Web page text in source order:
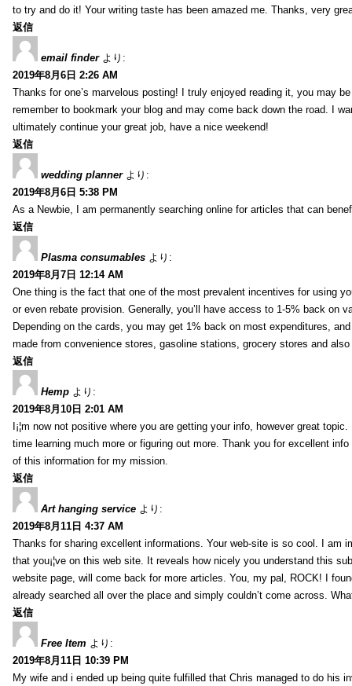
to try and do it! Your writing taste has been amazed me. Thanks, very
返信
email finder より:
2019年8月6日 2:26 AM
Thanks for one’s marvelous posting! I truly enjoyed reading it, you may
remember to bookmark your blog and may come back down the road. I
ultimately continue your great job, have a nice weekend!
返信
wedding planner より:
2019年8月6日 5:38 PM
As a Newbie, I am permanently searching online for articles that can
返信
Plasma consumables より:
2019年8月7日 12:14 AM
One thing is the fact that one of the most prevalent incentives for using
or even rebate provision. Generally, you’ll have access to 1-5% back on
Depending on the cards, you may get 1% back on most expenditures,
made from convenience stores, gasoline stations, grocery stores and also
返信
Hemp より:
2019年8月10日 2:01 AM
I¡¦m now not positive where you are getting your info, however great
time learning much more or figuring out more. Thank you for excellent
of this information for my mission.
返信
Art hanging service より:
2019年8月11日 4:37 AM
Thanks for sharing excellent informations. Your web-site is so cool. I am
that you¡¦ve on this web site. It reveals how nicely you understand this
website page, will come back for more articles. You, my pal, ROCK! I
already searched all over the place and simply couldn’t come across.
返信
Free Item より:
2019年8月11日 10:39 PM
My wife and i ended up being quite fulfilled that Chris managed to do his